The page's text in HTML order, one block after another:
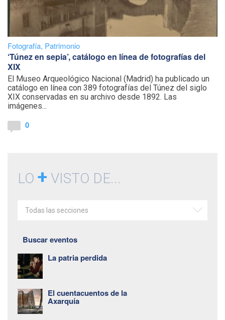
Fotografía, Patrimonio
‘Túnez en sepia’, catálogo en línea de fotografías del
XIX
El Museo Arqueológico Nacional (Madrid) ha publicado un
catálogo en línea con 389 fotografías del Túnez del siglo
XIX conservadas en su archivo desde 1892. Las
imágenes...
0
LO + VISTO DE...
Todas las secciones
Buscar eventos
La patria perdida
El cuentacuentos de la
Axarquía